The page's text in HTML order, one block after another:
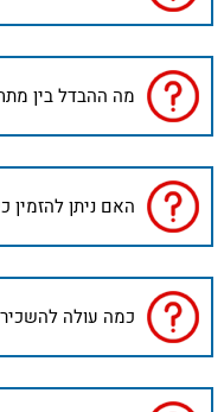
מה ההבדל בין
האם ניתן להזמין
כמה עולה